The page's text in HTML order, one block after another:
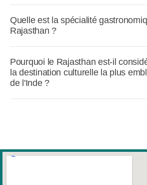
Peut-on combiner un circuit au
un safari ?
Quelle est la spécialité
Rajasthan ?
Pourquoi le Rajasthan est-il
la destination culturelle la plus